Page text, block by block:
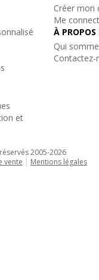
le caisson
x 243 mm
-1000W max
: 4 Ohms
x 541 mm
RMS / 600W Max
et
Créer mon
Me
À PROPOS
Qui
Contactez-
2005-2026
vente
Mentions légales